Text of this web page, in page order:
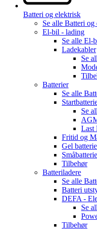
Batteri og elektrisk
Se alle Batteri og
El-bil - lading
Se alle El-
Ladekabler
Se
Batterier
Se alle
Se
Last
Fritid og
Gel
Tilbehør
Batteriladere
Se alle
Batteri
DEFA -
Se
Tilbehør